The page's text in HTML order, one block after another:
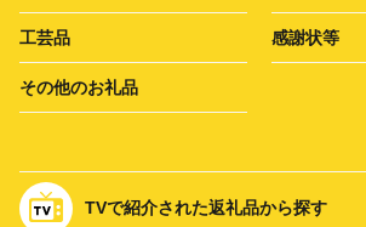
工芸品 感謝状等
その他のお礼品
TVで紹介された返礼品から探す